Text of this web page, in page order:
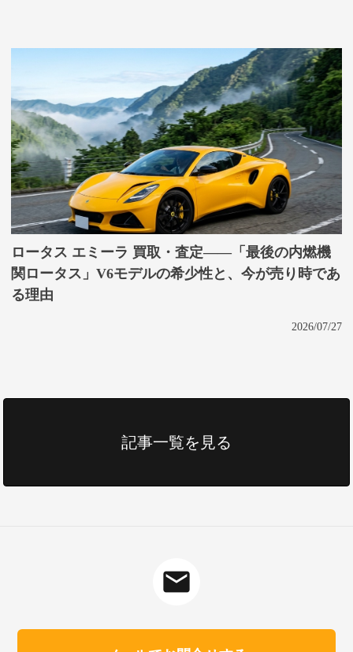
ロータス エミーラ 買取・査定——「最後の内燃機
関ロータス」V6モデルの希少性と、今が売り時であ
る理由
2026/07/27
記事一覧を見る
mail